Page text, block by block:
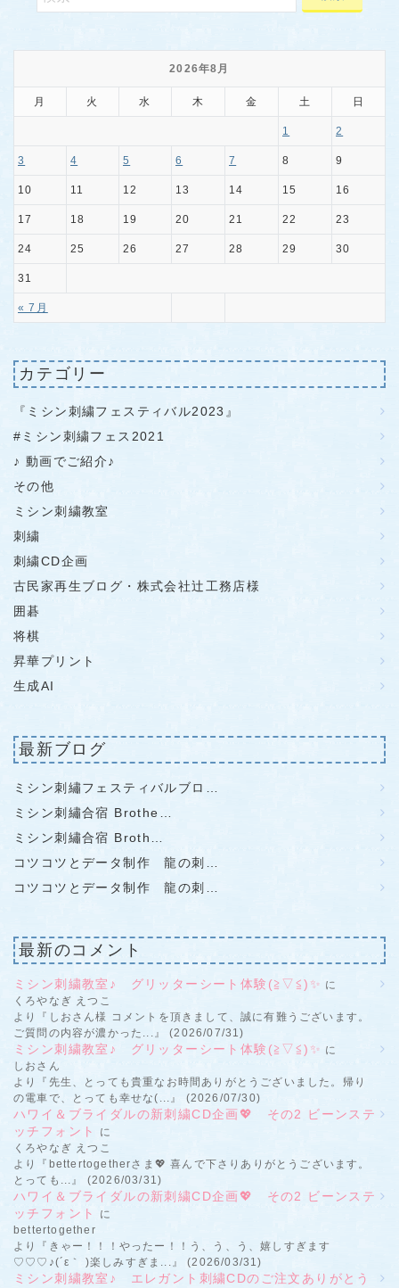
2026年8月
月 火 水 木 金 土 日
« 7月
1 2
3 4 5 6 7 8 9
10 11 12 13 14 15 16
17 18 19 20 21 22 23
24 25 26 27 28 29 30
31
カテゴリー
『ミシン刺繍フェスティバル2023』
#ミシン刺繍フェス2021
♪ 動画でご紹介♪
その他
ミシン刺繍教室
刺繍
刺繍CD企画
古民家再生ブログ・株式会社辻工務店様
囲碁
将棋
昇華プリント
生成AI
最新ブログ
ミシン刺繡フェスティバルブロ…
ミシン刺繡合宿 Brothe…
ミシン刺繡合宿 Broth…
コツコツとデータ制作 龍の刺…
コツコツとデータ制作 龍の刺…
最新のコメント
ミシン刺繍教室♪ グリッターシート体験(≧▽≦)✨ に
くろやなぎ えつこ
より『しおさん様 コメントを頂きまして、誠に有難うございます。
ご質問の内容が濃かった...』 (2026/07/31)
ミシン刺繍教室♪ グリッターシート体験(≧▽≦)✨ に
しおさん
より『先生、とっても貴重なお時間ありがとうございました。帰り
の電車で、とっても幸せな(...』 (2026/07/30)
ハワイ＆ブライダルの新刺繍CD企画💖 その2 ビーンステ
ッチフォント
に
くろやなぎ えつこ
より『bettertogetherさま💖 喜んで下さりありがとうございます。
とっても...』 (2026/03/31)
ハワイ＆ブライダルの新刺繍CD企画💖 その2 ビーンステ
ッチフォント
に
bettertogether
より『きゃー！！！やったー！！う、う、う、嬉しすぎます
♡♡♡♪(´ε｀ )楽しみすぎま...』 (2026/03/31)
ミシン刺繍教室♪ エレガント刺繍CDのご注文ありがとう